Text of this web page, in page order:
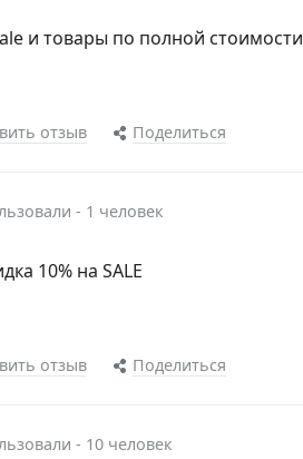
и товары по полной стоимости
отзыв Поделиться
- 1 человек
10% на SALE
отзыв Поделиться
- 10 человек